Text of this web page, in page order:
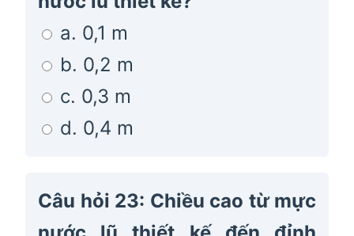
a. 0,1 m
b. 0,2 m
c. 0,3 m
d. 0,4 m
Câu hỏi 23: Chiều cao từ mực